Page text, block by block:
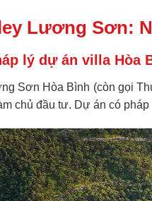
Lương Sơn:
lý dự án villa Hòa
Sơn Hòa Bình (còn gọi
chủ đầu tư. Dự án có